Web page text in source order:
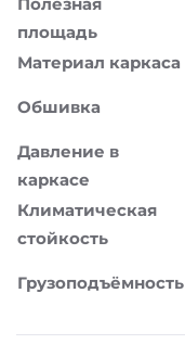
площадь
Материал каркаса
Обшивка
Давление в
каркасе
Климатическая
стойкость
Грузоподъёмность